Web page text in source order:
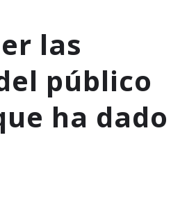
las
público
ha dado